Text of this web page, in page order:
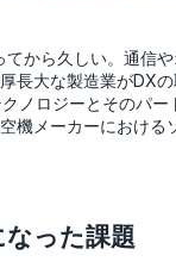
から久しい。通信
大な製造業がDXの
ノロジーとそのパ
機メーカーにおけ
なった課題